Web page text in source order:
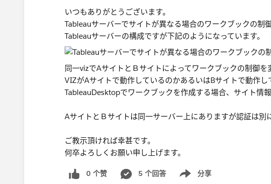
いつもありがとうございます。
Tableauサーバーでサイトが異なる場合のワークブックの制
Tableauサーバーの構成ですが下記のようになっています。
同一vizでAサイトとＢサイトによってワークブックの制御を
VIZがAサイトで動作しているのかあるいはBサイトで動作し
TableauDesktopでワークブックを作成する場合、サイト情
AサイトとＢサイトは同一サーバー上にありますが認証は別
ご教示頂ければ幸甚です。
何卒よろしくお願い申し上げます。
0 个赞 5 个回答 分享
Show menu